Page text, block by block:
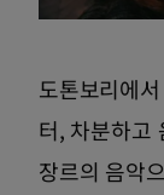
도톤보리에
터, 차분하고
장르의 음악